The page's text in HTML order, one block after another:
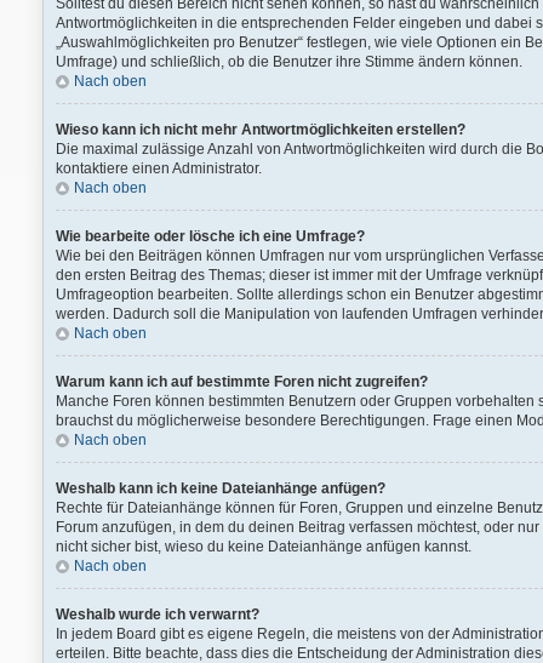
Solltest du diesen Bereich nicht sehen können, so hast du
Antwortmöglichkeiten in die entsprechenden Felder eingeben und dabei
„Auswahlmöglichkeiten pro Benutzer“ festlegen, wie viele Optionen ein
Umfrage) und schließlich, ob die Benutzer ihre Stimme ändern können.
Nach oben
Wieso kann ich nicht mehr Antwortmöglichkeiten erstellen?
Die maximal zulässige Anzahl von Antwortmöglichkeiten wird durch die
kontaktiere einen Administrator.
Nach oben
Wie bearbeite oder lösche ich eine Umfrage?
Wie bei den Beiträgen können Umfragen nur vom ursprünglichen
den ersten Beitrag des Themas; dieser ist immer mit der Umfrage
Umfrageoption bearbeiten. Sollte allerdings schon ein Benutzer
werden. Dadurch soll die Manipulation von laufenden Umfragen
Nach oben
Warum kann ich auf bestimmte Foren nicht zugreifen?
Manche Foren können bestimmten Benutzern oder Gruppen
brauchst du möglicherweise besondere Berechtigungen. Frage einen
Nach oben
Weshalb kann ich keine Dateianhänge anfügen?
Rechte für Dateianhänge können für Foren, Gruppen und einzelne
Forum anzufügen, in dem du deinen Beitrag verfassen möchtest, oder
nicht sicher bist, wieso du keine Dateianhänge anfügen kannst.
Nach oben
Weshalb wurde ich verwarnt?
In jedem Board gibt es eigene Regeln, die meistens von der
erteilen. Bitte beachte, dass dies die Entscheidung der Administration